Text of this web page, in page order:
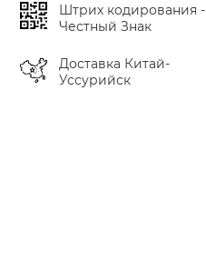
Штрих кодирования -
Честный Знак
Доставка Китай-
Уссурийск